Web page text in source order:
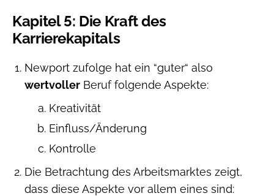
Kapitel 5: Die Kraft des
Karrierekapitals
Newport zufolge hat ein “guter“ also
wertvoller Beruf folgende Aspekte:
Kreativität
Einfluss/Änderung
Kontrolle
Die Betrachtung des Arbeitsmarktes zeigt,
dass diese Aspekte vor allem eines sind: